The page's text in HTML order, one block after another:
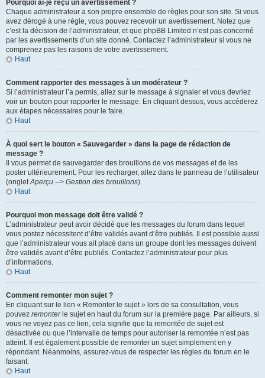
Pourquoi ai-je reçu un avertissement ?
Chaque administrateur a son propre ensemble de règles pour son site. Si vous
avez dérogé à une règle, vous pouvez recevoir un avertissement. Notez que
c’est la décision de l’administrateur, et que phpBB Limited n’est pas concerné
par les avertissements d’un site donné. Contactez l’administrateur si vous ne
comprenez pas les raisons de votre avertissement.
Haut
Comment rapporter des messages à un modérateur ?
Si l’administrateur l’a permis, allez sur le message à signaler et vous devriez
voir un bouton pour rapporter le message. En cliquant dessus, vous accéderez
aux étapes nécessaires pour le faire.
Haut
À quoi sert le bouton « Sauvegarder » dans la page de rédaction de
message ?
Il vous permet de sauvegarder des brouillons de vos messages et de les
poster ultérieurement. Pour les recharger, allez dans le panneau de l’utilisateur
(ongletAperçu --> Gestion des brouillons).
Haut
Pourquoi mon message doit être validé ?
L’administrateur peut avoir décidé que les messages du forum dans lequel
vous postez nécessitent d’être validés avant d’être publiés. Il est possible aussi
que l’administrateur vous ait placé dans un groupe dont les messages doivent
être validés avant d’être publiés. Contactez l’administrateur pour plus
d’informations.
Haut
Comment remonter mon sujet ?
En cliquant sur le lien « Remonter le sujet » lors de sa consultation, vous
pouvez remonterle sujet en haut du forum sur la première page. Par ailleurs, si
vous ne voyez pas ce lien, cela signifie que la remontée de sujet est
désactivée ou que l’intervalle de temps pour autoriser la remontée n’est pas
atteint. Il est également possible de remonter un sujet simplement en y
répondant. Néanmoins, assurez-vous de respecter les règles du forum en le
faisant.
Haut